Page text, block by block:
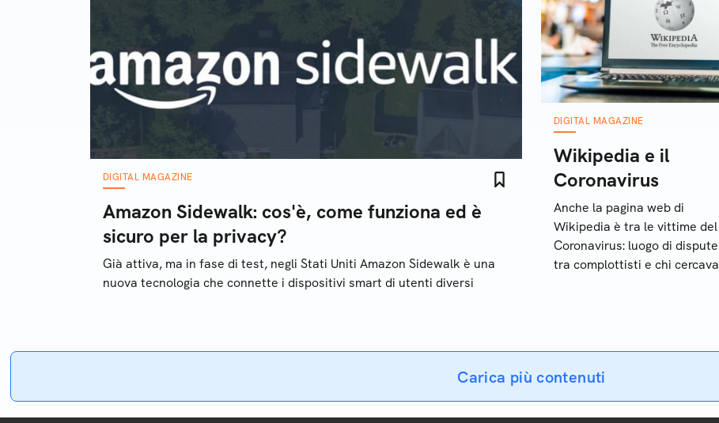
DIGITAL MAGAZINE
Amazon Sidewalk: cos'è, come funziona ed è
sicuro per la privacy?
Già attiva, ma in fase di test, negli Stati Uniti Amazon Sidewalk è una
nuova tecnologia che connette i dispositivi smart di utenti diversi
DIGITAL MAGAZINE
Wikipedia e il
Coronavirus
Anche la pagina web di
Wikipedia è tra le vittime del
Coronavirus: luogo di dispute
tra complottisti e chi cercava
Carica più contenuti